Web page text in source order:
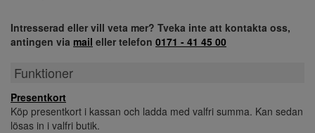
Intresserad eller vill veta mer? Tveka inte att kontakta oss,
antingen via mail eller telefon 0171 - 41 45 00
Funktioner
Presentkort
Köp presentkort i kassan och ladda med valfri summa. Kan sedan
lösas in i valfri butik.